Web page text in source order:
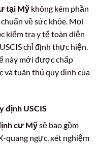
tại Mỹ không kém phần
về sức khỏe. Mọi
kiểm tra y tế toàn diện
chỉ định thực hiện.
này mới được chấp
và tuân thủ quy định của
định USCIS
cư Mỹsẽ bao gồm
quang ngực, xét nghiệm